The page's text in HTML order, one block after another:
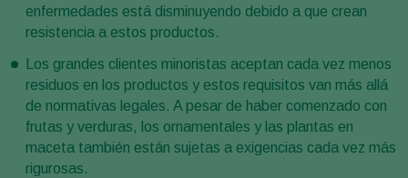
enfermedades está disminuyendo debido a que crean
resistencia a estos productos.
Los grandes clientes minoristas aceptan cada vez menos
residuos en los productos y estos requisitos van más allá
de normativas legales. A pesar de haber comenzado con
frutas y verduras, los ornamentales y las plantas en
maceta también están sujetas a exigencias cada vez más
rigurosas.